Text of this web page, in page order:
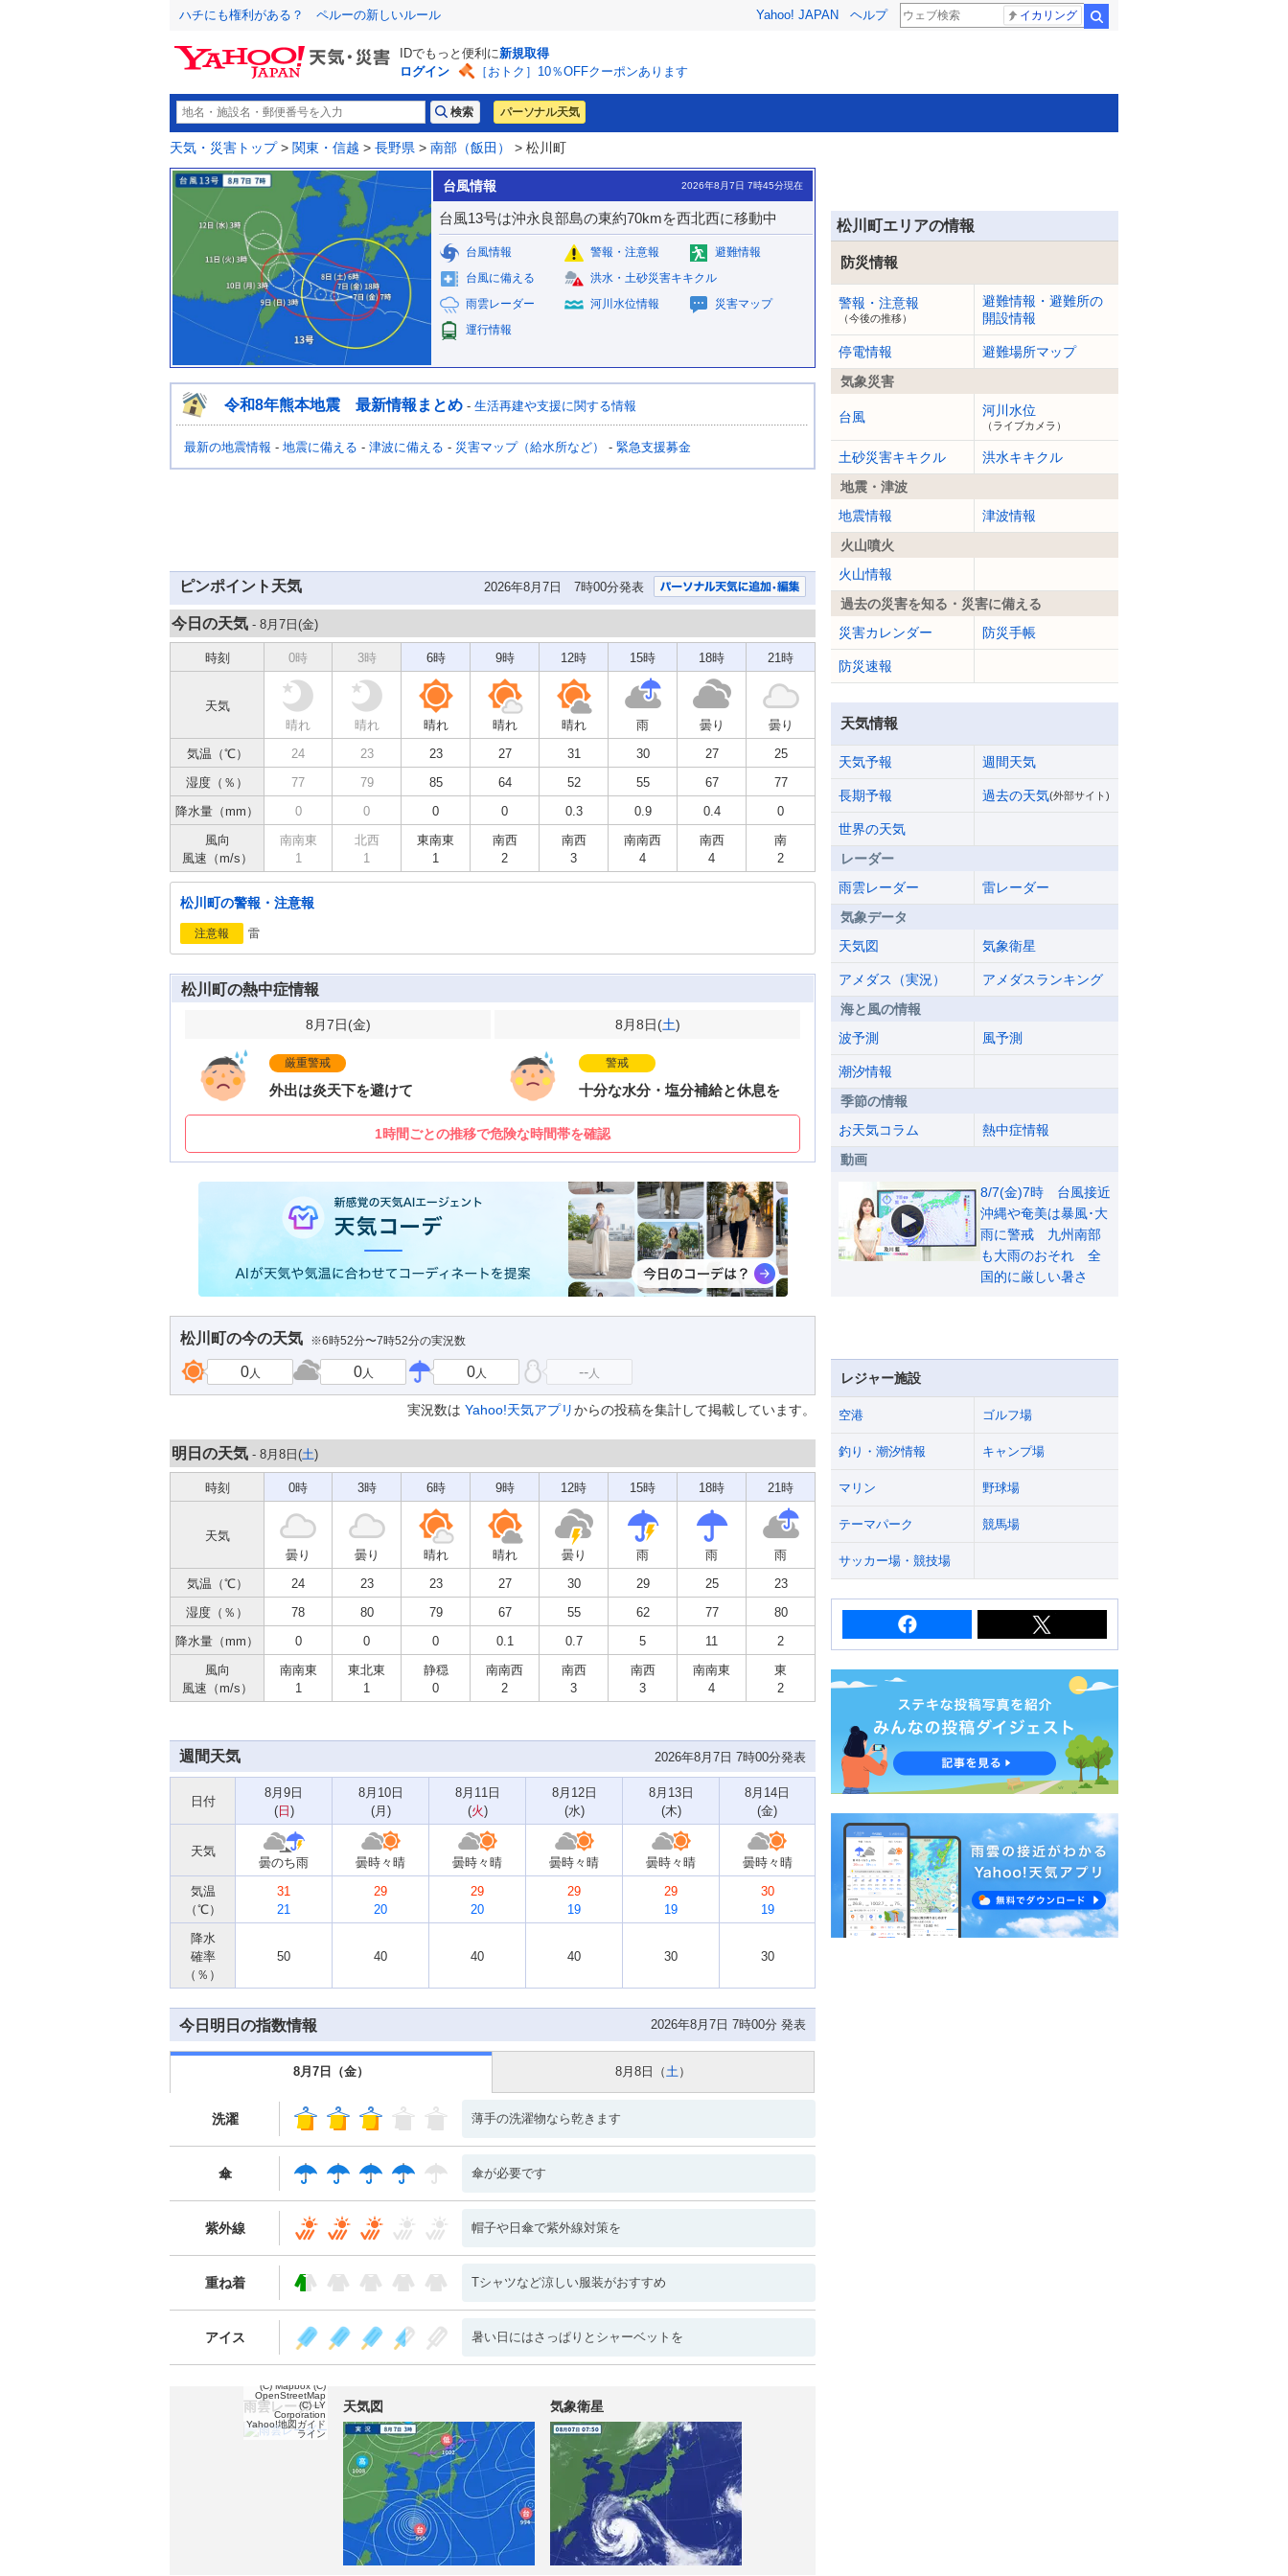
ハチにも権利がある？ ペルーの新しいルール Yahoo! JAPAN ヘルプ イカリング
IDでもっと便利に新規取得
ログイン
［おトク］10％OFFクーポンあります
パーソナル天気
天気・災害トップ> 関東・信越 > 長野県 > 南部（飯田） > 松川町
台風情報 2026年8月7日 7時45分現在
台風13号は沖永良部島の東約70kmを西北西に移動中
台風情報 警報・注意報
避難情報
台風に備える
洪水・土砂災害キキクル
雨雲レーダー
河川水位情報
災害マップ
運行情報
令和8年熊本地震 最新情報まとめ - 生活再建や支援に関する情報
最新の地震情報 - 地震に備える - 津波に備える - 災害マップ（給水所など） - 緊急支援募金
ピンポイント天気 2026年8月7日 7時00分発表
今日の天気 - 8月7日(金)
時刻 0時 3時 6時 9時 12時 15時 18時 21時
天気
晴れ
晴れ 晴れ 晴れ 晴れ 雨 曇り
曇り
気温（℃）
24 23 23 27 31 30 27
25
湿度（％）
77 79 85 64 52 55 67
77
降水量（mm）
0 0 0 0 0.3 0.9 0.4
0
風向
風速（m/s）
南南東
1
北西
1
東南東
1
南西
2
南西
3
南南西
4
南西
4
南
2
松川町の警報・注意報
注意報 雷
松川町の熱中症情報
8月7日(金)
厳重警戒
外出は炎天下を避けて
8月8日(土)
警戒
十分な水分・塩分補給と休息を
1時間ごとの推移で危険な時間帯を確認
松川町の今の天気 ※6時52分〜7時52分の実況数
0人 0人 0人 -- 人
実況数は Yahoo!天気アプリからの投稿を集計して掲載しています。
明日の天気 - 8月8日(土)
時刻 0時 3時 6時 9時 12時 15時 18時 21時
天気
曇り
曇り 晴れ 晴れ 曇り 雨 雨
雨
気温（℃）
24 23 23 27 30 29 25
23
湿度（％）
78 80 79 67 55 62 77
80
降水量（mm）
0 0 0 0.1 0.7 5 11
2
風向
風速（m/s）
南南東
1
東北東
1
静穏
0
南南西
2
南西
3
南西
3
南南東
4
東
2
週間天気 2026年8月7日 7時00分発表
日付
8月9日
(日 )
8月10日
(月 )
8月11日
(火)
8月12日
(水)
8月13日
(木)
8月14日
(金)
天気
曇のち雨
曇時々晴 曇時々晴 曇時々晴 曇時々晴
曇時々晴
気温
（℃）
31
21
29
20
29
20
29
19
29
19
30
19
降水
確率
（％）
50 40 40 40 30 30
今日明日の指数情報 2026年8月7日 7時00分 発表
8月7日（金） 8月8日（土）
洗濯 薄手の洗濯物なら乾きます
傘 傘が必要です
紫外線 帽子や日傘で紫外線対策を
重ね着 Tシャツなど涼しい服装がおすすめ
アイス 暑い日にはさっぱりとシャーベットを
雨雲レーダー
(C) Mapbox (C)
OpenStreetMap
(C) LY
Corporation
Yahoo!地図ガイド
ライン
天気図 気象衛星
松川町エリアの情報
防災情報
警報・注意報
（今後の推移）
避難情報・避難所の
開設情報
停電情報
避難場所マップ
気象災害
台風 河川水位
（ライブカメラ）
土砂災害キキクル
洪水キキクル
地震・津波
地震情報
津波情報
火山噴火
火山情報
過去の災害を知る・災害に備える
災害カレンダー
防災手帳
防災速報
天気情報
天気予報 週間天気
長期予報 過去の天気(外部サイト)
世界の天気
レーダー
雨雲レーダー
雷レーダー
気象データ
天気図
気象衛星
アメダス（実況）
アメダスランキング
海と風の情報
波予測
風予測
潮汐情報
季節の情報
お天気コラム
熱中症情報
動画
8/7(金)7時 台風接近
沖縄や奄美は暴風･大
雨に警戒 九州南部
も大雨のおそれ 全
国的に厳しい暑さ
レジャー施設
空港 ゴルフ場
釣り・潮汐情報 キャンプ場
マリン 野球場
テーマパーク 競馬場
サッカー場・競技場